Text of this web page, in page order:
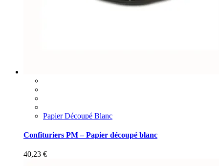
Papier Découpé Blanc
Confituriers PM – Papier découpé blanc
40,23 €